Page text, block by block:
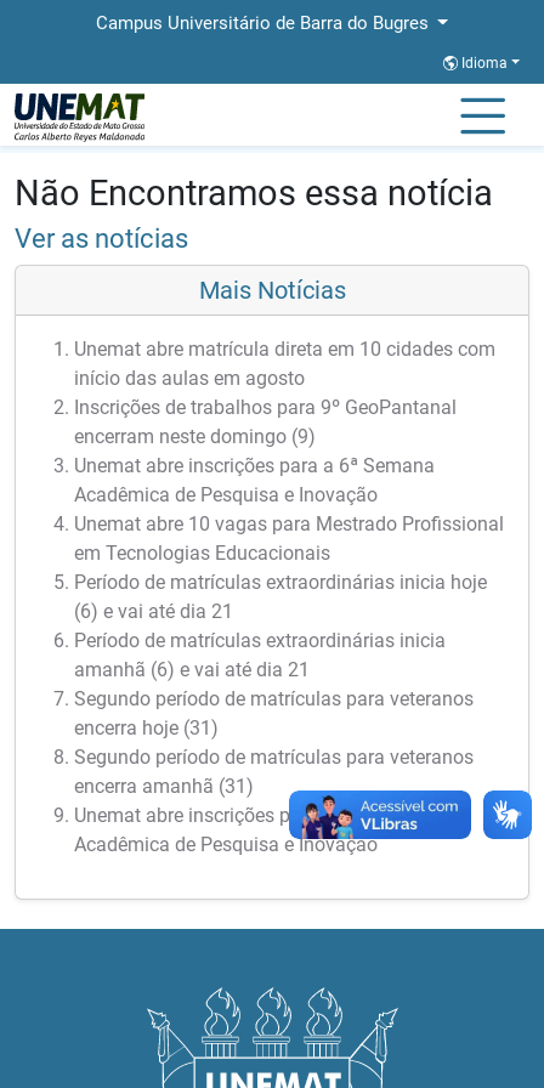
Campus Universitário de Barra do Bugres
Idioma
Página Inicial
Não Encontramos essa notícia
Ver as notícias
Mais Notícias
Unemat abre matrícula direta em 10 cidades com
início das aulas em agosto
Inscrições de trabalhos para 9º GeoPantanal
encerram neste domingo (9)
Unemat abre inscrições para a 6ª Semana
Acadêmica de Pesquisa e Inovação
Unemat abre 10 vagas para Mestrado Profissional
em Tecnologias Educacionais
Período de matrículas extraordinárias inicia hoje
(6) e vai até dia 21
Período de matrículas extraordinárias inicia
amanhã (6) e vai até dia 21
Segundo período de matrículas para veteranos
encerra hoje (31)
Segundo período de matrículas para veteranos
encerra amanhã (31)
Unemat abre inscrições para a 6ª Semana
Acadêmica de Pesquisa e Inovação